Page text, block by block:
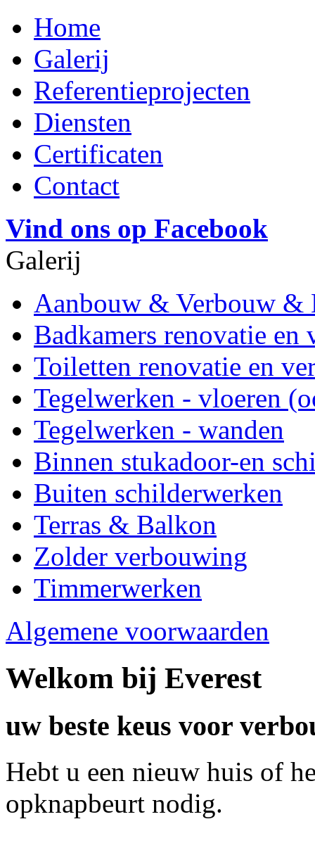
Home
Galerij
Referentieprojecten
Diensten
Certificaten
Contact
Vind ons op Facebook
Galerij
Aanbouw & Verbouw &
Badkamers renovatie en
Toiletten renovatie en
Tegelwerken - vloeren
Tegelwerken - wanden
Binnen stukadoor-en
Buiten schilderwerken
Terras & Balkon
Zolder verbouwing
Timmerwerken
Algemene voorwaarden
Welkom bij Everest
uw beste keus voor
Hebt u een nieuw huis of
opknapbeurt nodig.